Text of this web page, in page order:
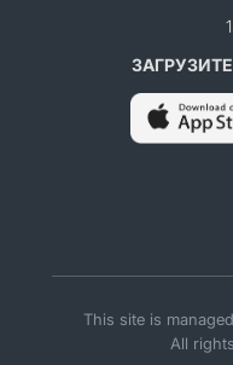
This site is
All